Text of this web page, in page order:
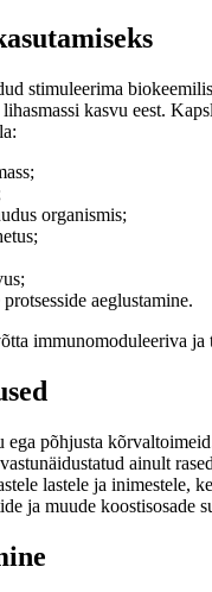
stimuleerima
kasvu eest.
organismis;
aeglustamine.
immunomoduleeriva ja
ega põhjusta
ainult
lastele ja inimestele,
ja muude koostisosade